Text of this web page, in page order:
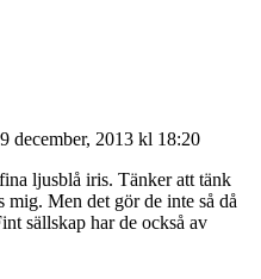
december, 2013 kl 18:20
ljusblå iris. Tänker att tänk
Men det gör de inte så då
sällskap har de också av